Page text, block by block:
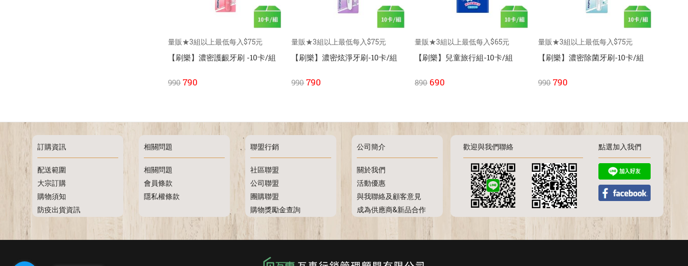
量販★3組以上最低每入$75元
【刷樂】濃密護齦牙刷 -10卡/組
990 790
量販★3組以上最低每入$75元
【刷樂】濃密炫淨牙刷-10卡/組
990 790
量販★3組以上最低每入$65元
【刷樂】兒童旅行組-10卡/組
890 690
量販★3組以上最低每入$75元
【刷樂】濃密除菌牙刷-10卡/組
990 790
訂購資訊
配送範圍
大宗訂購
購物須知
防疫出貨資訊
相關問題
相關問題
會員條款
隱私權條款
聯盟行銷
社區聯盟
公司聯盟
團購聯盟
購物獎勵金查詢
公司簡介
關於我們
活動優惠
與我聯絡及顧客意見
成為供應商&新品合作
歡迎與我們聯絡 點選加入我們